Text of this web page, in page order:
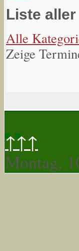
Liste
Alle
Zeige
↑↑↑
Montag,